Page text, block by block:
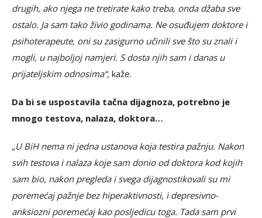
drugih, ako njega ne tretirate kako treba, onda džaba sve
ostalo. Ja sam tako živio godinama. Ne osuđujem doktore i
psihoterapeute, oni su zasigurno učinili sve što su znali i
mogli, u najboljoj namjeri. S dosta njih sam i danas u
prijateljskim odnosima“, kaže.
Da bi se uspostavila tačna dijagnoza, potrebno je
mnogo testova, nalaza, doktora…
„U BiH nema ni jedna ustanova koja testira pažnju. Nakon
svih testova i nalaza koje sam donio od doktora kod kojih
sam bio, nakon pregleda i svega dijagnostikovali su mi
poremećaj pažnje bez hiperaktivnosti, i depresivno-
anksiozni poremećaj kao posljedicu toga. Tada sam prvi